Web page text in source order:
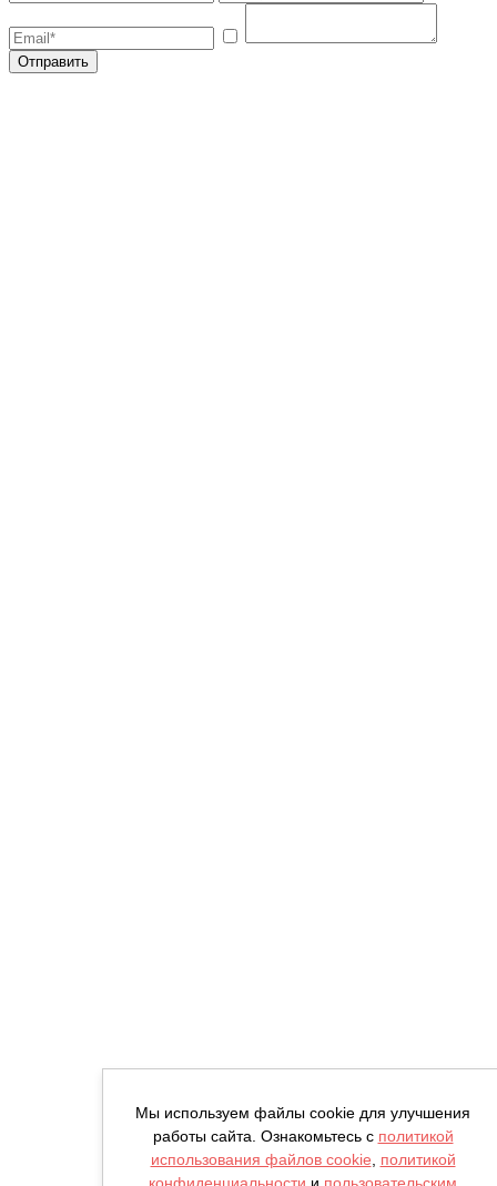
Отправить
Мы используем файлы cookie для улучшения
работы сайта. Ознакомьтесь с политикой
использования файлов cookie
политикой